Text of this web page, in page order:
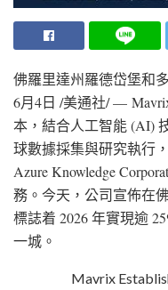
佛羅里達州羅德岱堡和
6月4日 /美通社/ —
本，結合人工智能 (AI)
球數據採集與研究執行
Azure Knowledge
務。今天，公司宣佈在
標誌着 2026 年實現逾
一城。
Mavrix